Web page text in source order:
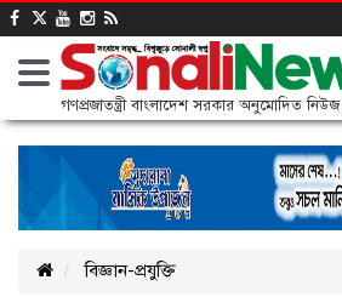
গণপ্রজাতন্ত্রী বাংলাদেশ সরকার অনুমোদিত নিউজ
বিজ্ঞান-প্রযুক্তি